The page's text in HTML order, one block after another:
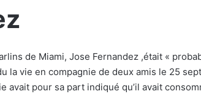
de Miami, Jose Fernandez ,était «
la vie en compagnie de deux amis le 25
avait pour sa part indiqué qu’il avait